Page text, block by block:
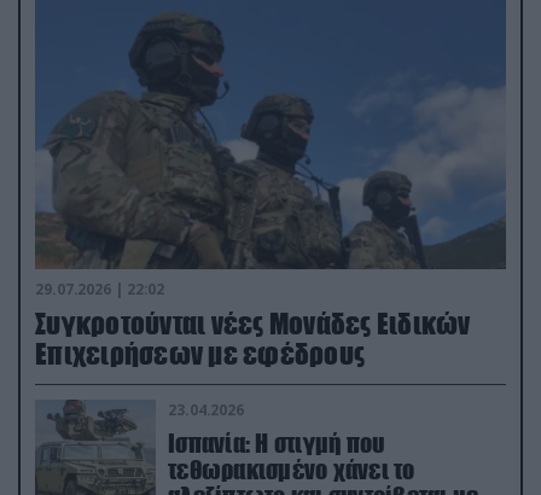
29.07.2026 | 22:02
Συγκροτούνται νέες Μονάδες Ειδικών
Επιχειρήσεων με εφέδρους
23.04.2026
Ισπανία: Η στιγμή που
τεθωρακισμένο χάνει το